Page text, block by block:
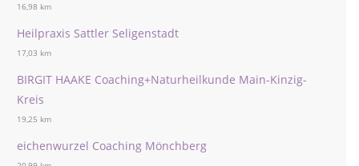
16,98 km
Heilpraxis Sattler Seligenstadt
17,03 km
BIRGIT HAAKE Coaching+Naturheilkunde Main-Kinzig-
Kreis
19,25 km
eichenwurzel Coaching Mönchberg